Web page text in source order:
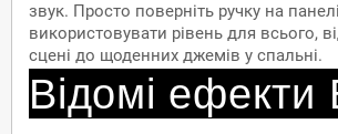
звук. Просто поверніть ручку на
використовувати рівень для всього,
сцені до щоденних джемів у спальні.
Відомі ефекти